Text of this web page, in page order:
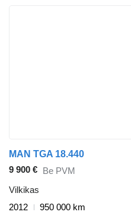
MAN TGA 18.440
9 900 € Be PVM
Vilkikas
2012
950 000 km